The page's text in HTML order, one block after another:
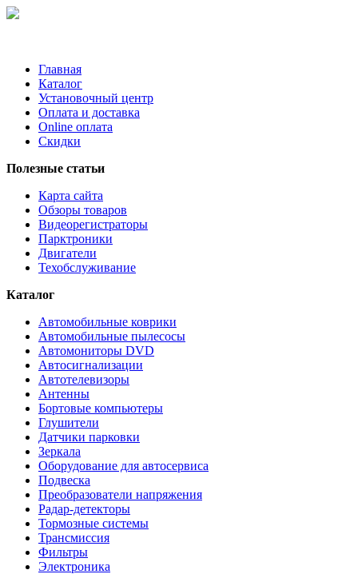
Главная
Каталог
Установочный центр
Оплата и доставка
Online оплата
Скидки
Полезные статьи
Карта сайта
Обзоры товаров
Видеорегистраторы
Парктроники
Двигатели
Техобслуживание
Каталог
Автомобильные коврики
Автомобильные пылесосы
Автомониторы DVD
Автосигнализации
Автотелевизоры
Антенны
Бортовые компьютеры
Глушители
Датчики парковки
Зеркала
Оборудование для автосервиса
Подвеска
Преобразователи напряжения
Радар-детекторы
Тормозные системы
Трансмиссия
Фильтры
Электроника